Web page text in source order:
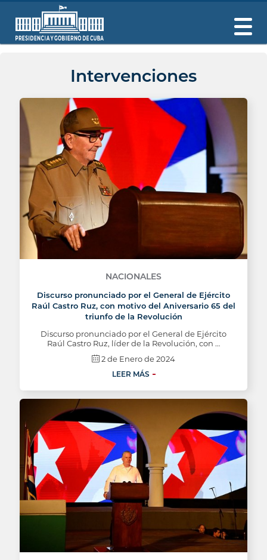
Intervenciones
NACIONALES
Discurso pronunciado por el General de Ejército
Raúl Castro Ruz, con motivo del Aniversario 65 del
triunfo de la Revolución
Discurso pronunciado por el General de Ejército
Raúl Castro Ruz, líder de la Revolución, con …
2 de Enero de 2024
LEER MÁS